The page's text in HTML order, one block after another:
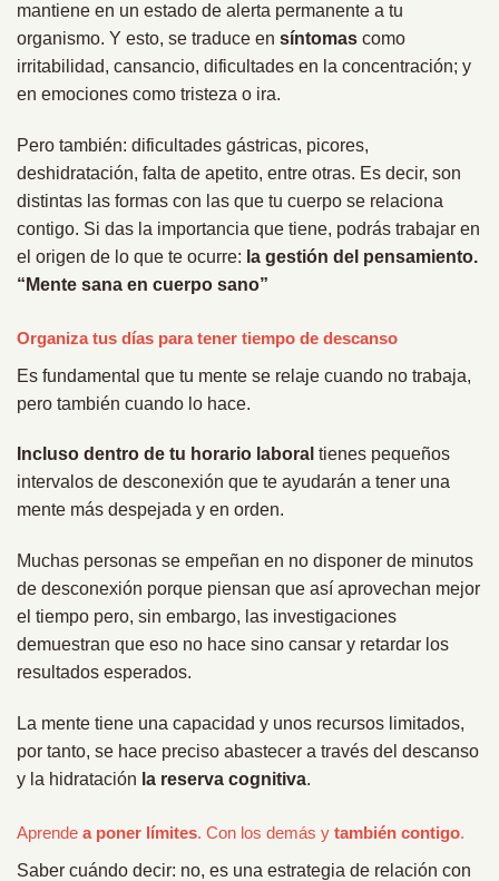
mantiene en un estado de alerta permanente a tu
organismo. Y esto, se traduce en síntomas como
irritabilidad, cansancio, dificultades en la concentración; y
en emociones como tristeza o ira.
Pero también: dificultades gástricas, picores,
deshidratación, falta de apetito, entre otras. Es decir, son
distintas las formas con las que tu cuerpo se relaciona
contigo. Si das la importancia que tiene, podrás trabajar en
el origen de lo que te ocurre: la gestión del pensamiento.
“Mente sana en cuerpo sano”
Organiza tus días para tener tiempo de descanso
Es fundamental que tu mente se relaje cuando no trabaja,
pero también cuando lo hace.
Incluso dentro de tu horario laboral tienes pequeños
intervalos de desconexión que te ayudarán a tener una
mente más despejada y en orden.
Muchas personas se empeñan en no disponer de minutos
de desconexión porque piensan que así aprovechan mejor
el tiempo pero, sin embargo, las investigaciones
demuestran que eso no hace sino cansar y retardar los
resultados esperados.
La mente tiene una capacidad y unos recursos limitados,
por tanto, se hace preciso abastecer a través del descanso
y la hidratación la reserva cognitiva.
Aprende a poner límites. Con los demás y también contigo.
Saber cuándo decir: no, es una estrategia de relación con